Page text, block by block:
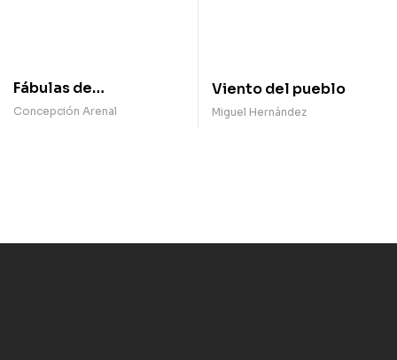
Fábulas de
Concepción Arenal,
Concepción Arenal
Viento del pueblo
Miguel Hernández